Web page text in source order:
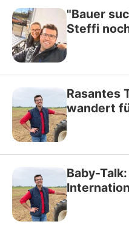
"Bauer
Steffi
Rasantes
wandert
Baby-